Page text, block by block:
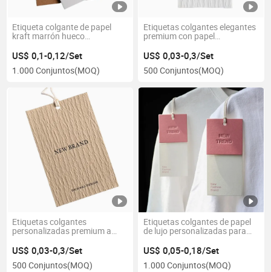
Etiqueta colgante de papel
kraft marrón hueco
US$ 0,1-0,12/Set
1.000 Conjuntos(MOQ)
Etiquetas colgantes elegantes
premium con papel
US$ 0,03-0,3/Set
500 Conjuntos(MOQ)
Etiquetas colgantes
personalizadas premium a
US$ 0,03-0,3/Set
500 Conjuntos(MOQ)
Etiquetas colgantes de papel
de lujo personalizadas para
US$ 0,05-0,18/Set
1.000 Conjuntos(MOQ)